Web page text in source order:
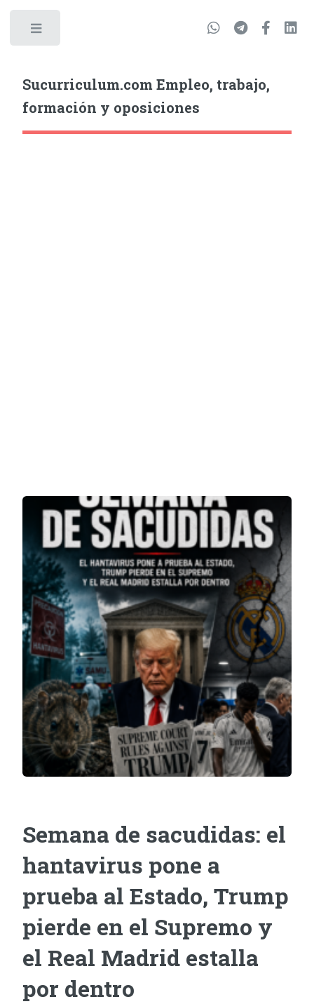
Sucurriculum.com Empleo, trabajo,
formación y oposiciones
Semana de sacudidas: el
hantavirus pone a
prueba al Estado, Trump
pierde en el Supremo y
el Real Madrid estalla
por dentro